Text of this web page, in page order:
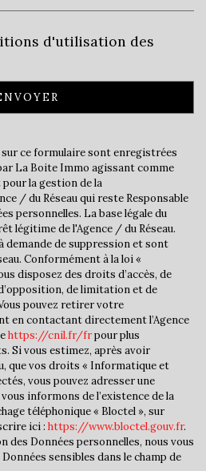
36 240
d'utilisation des
ce formulaire sont enregistrées
La Boite Immo agissant comme
la gestion de la
/ du Réseau qui reste Responsable
personnelles. La base légale du
légitime de l'Agence / du Réseau.
demande de suppression et sont
Conformément à la loi «
disposez des droits d’accès, de
de limitation et de
pouvez retirer votre
en contactant directement l’Agence
https://cnil.fr/frpour plus
Si vous estimez, après avoir
que vos droits « Informatique et
vous pouvez adresser une
informons de l’existence de la
téléphonique « Bloctel », sur
ici : https://www.bloctel.gouv.fr.
des Données personnelles, nous vous
sensibles dans le champ de